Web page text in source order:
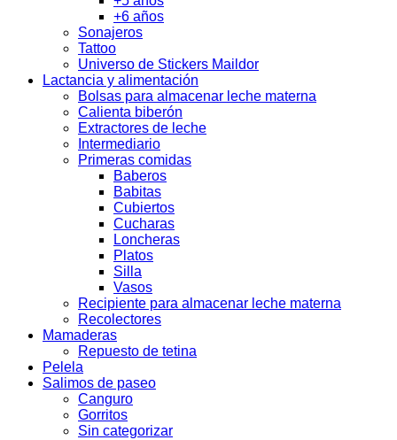
+6 años
Sonajeros
Tattoo
Universo de Stickers Maildor
Lactancia y alimentación
Bolsas para almacenar leche materna
Calienta biberón
Extractores de leche
Intermediario
Primeras comidas
Baberos
Babitas
Cubiertos
Cucharas
Loncheras
Platos
Silla
Vasos
Recipiente para almacenar leche materna
Recolectores
Mamaderas
Repuesto de tetina
Pelela
Salimos de paseo
Canguro
Gorritos
Sin categorizar